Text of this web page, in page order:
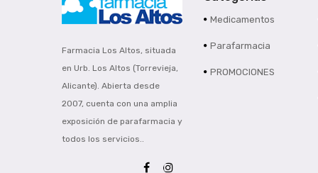
Farmacia Los Altos, situada
en Urb. Los Altos (Torrevieja,
Alicante). Abierta desde
2007, cuenta con una amplia
exposición de parafarmacia y
todos los servicios..
Medicamentos
Parafarmacia
PROMOCIONES